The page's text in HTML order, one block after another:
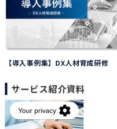
【導入事例集】DX人材育成研修
サービス紹介資料